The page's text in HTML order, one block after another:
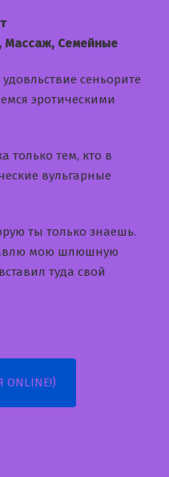
Массаж, Семейные
сеньорите
эротическими
только тем, кто в
вульгарные
ты только знаешь.
мою шлюшную
туда свой
ONLINE!)